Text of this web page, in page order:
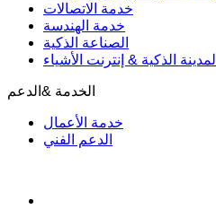
خدمة الاتصالات
خدمة الهندسة
الصناعة الذكية
المدينة الذكية & إنترنت الأشياء
الخدمة &الدعم
خدمة الأعمال
الدعم الفني